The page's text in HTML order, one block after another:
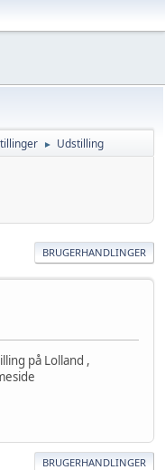
► Udstilling
BRUGERHANDLINGER
på Lolland ,
BRUGERHANDLINGER